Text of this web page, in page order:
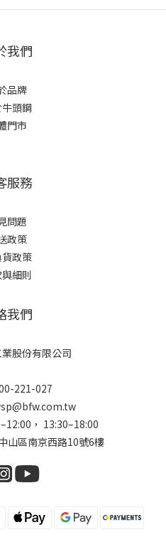
我們
品牌
頭鋼
門市
服務
問題
政策
政策
細則
我們
股份有限公司
221-027
， 13:30–18:00
山區南京西路10號6樓